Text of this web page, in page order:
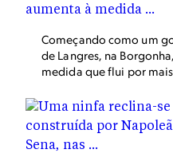
Começando como um
de Langres, na
medida que flui por
entre as cidades de
Normandia.